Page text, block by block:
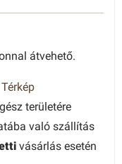
átvehető.
Térkép
területére
való szállítás
vásárlás esetén